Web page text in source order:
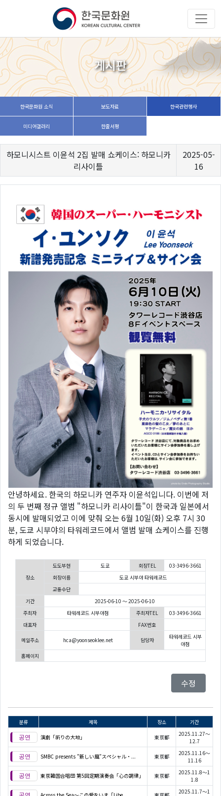
게시판
한국문화원 소식 보도자료 한국관련행사
미디어갤러리 한줄서평
하모니시스트 이윤석 2집 발매 쇼케이스: 하모니카
리사이틀
2025-05-
16
안녕하세요. 한국의 하모니카 연주자 이윤석입니다. 이번에 저
의 두 번째 정규 앨범 "하모니카 리사이틀"이 한국과 일본에서
동시에 발매되었고 이에 맞춰 오는 6월 10일(화) 오후 7시 30
분, 도쿄 시부야의 타워레코드에서 앨범 발매 쇼케이스를 진행
하게 되었습니다.
장소
도도부현 도쿄 회장TEL
03-3496-3661
회장이름
도쿄 시부야 타워레코드
교통수단
기간
2025-06-10 ～ 2025-06-10
주최자
타워레코드 시부야점 주최자TEL
03-3496-3661
대표자
FAX번호
메일주소 hca@yoonseoklee.net 담당자
타워레코드 시부
야점
홈페이지
수정
분류 제목 장소 기간
演劇「祈りの大地」 東京都
2025.11.27～
12.7
SMBC presents ”新しい風”スペシャル・... 東京都
2025.11.16～
11.16
東京韓国合唱団 第5回定期演奏会「心の調律」 東京都
2025.11.8～1
1.8
2025.11.7～1